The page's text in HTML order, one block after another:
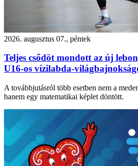
2026. augusztus 07., péntek
Teljes csődöt mondott az új
U16-os vízilabda-
A továbbjutásról több esetben nem a
hanem egy matematikai képlet döntött.